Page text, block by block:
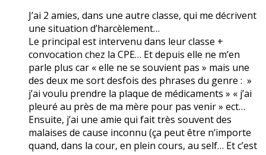
J’ai 2 amies, dans une autre classe, qui me décrivent
une situation d’harcèlement…
Le principal est intervenu dans leur classe +
convocation chez la CPE… Et depuis elle ne m’en
parle plus car « elle ne se souvient pas » mais une
des deux me sort desfois des phrases du genre : »
j’ai voulu prendre la plaque de médicaments » « j’ai
pleuré au près de ma mère pour pas venir » ect…
Ensuite, j’ai une amie qui fait très souvent des
malaises de cause inconnu (ça peut être n’importe
quand, dans la cour, en plein cours, au self… Et c’est